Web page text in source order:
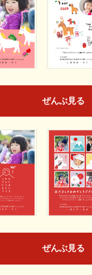
ぜんぶ見る
ぜんぶ見る